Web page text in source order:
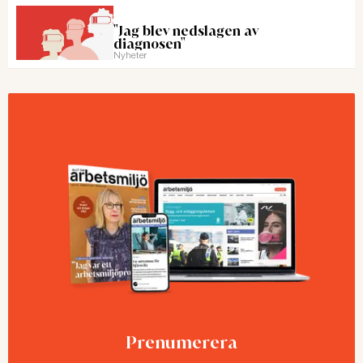
"Jag blev nedslagen av
diagnosen"
Nyheter
Prenumerera